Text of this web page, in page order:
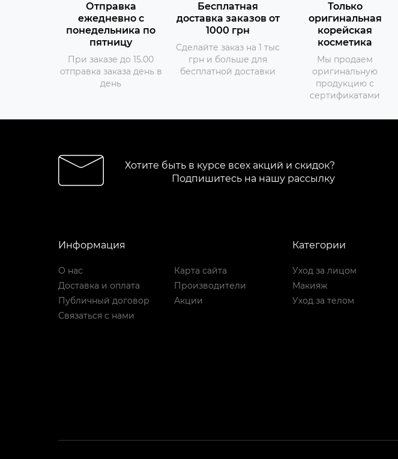
Отправка
ежедневно с
понедельника по
пятницу
При заказе до 15.00
отправка заказа день в
день
Бесплатная
доставка заказов от
1000 грн
Сделайте заказ на 1 тыс
грн и больше для
бесплатной доставки
Только
оригинальная
корейская
косметика
Мы продаем
оригинальную
продукцию с
сертификатами
Хотите быть в курсе всех акций и скидок?
Подпишитесь на нашу рассылку
Информация
О нас
Доставка и оплата
Публичный договор
Связаться с нами
Карта сайта
Производители
Акции
Категории
Уход за лицом
Макияж
Уход за телом